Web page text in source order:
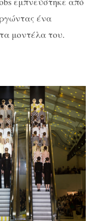
ένα
μοντέλα του.